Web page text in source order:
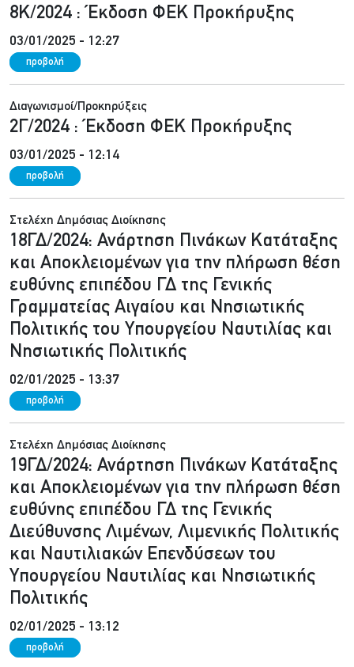
8Κ/2024 : Έκδοση ΦΕΚ Προκήρυξης
03/01/2025 - 12:27
προβολή
Διαγωνισμοί/Προκηρύξεις
2Γ/2024 : Έκδοση ΦΕΚ Προκήρυξης
03/01/2025 - 12:14
προβολή
Στελέχη Δημόσιας Διοίκησης
18ΓΔ/2024: Ανάρτηση Πινάκων Κατάταξης
και Αποκλειομένων για την πλήρωση θέση
ευθύνης επιπέδου ΓΔ της Γενικής
Γραμματείας Αιγαίου και Νησιωτικής
Πολιτικής του Υπουργείου Ναυτιλίας και
Νησιωτικής Πολιτικής
02/01/2025 - 13:37
προβολή
Στελέχη Δημόσιας Διοίκησης
19ΓΔ/2024: Ανάρτηση Πινάκων Κατάταξης
και Αποκλειομένων για την πλήρωση θέση
ευθύνης επιπέδου ΓΔ της Γενικής
Διεύθυνσης Λιμένων, Λιμενικής Πολιτικής
και Ναυτιλιακών Επενδύσεων του
Υπουργείου Ναυτιλίας και Νησιωτικής
Πολιτικής
02/01/2025 - 13:12
προβολή